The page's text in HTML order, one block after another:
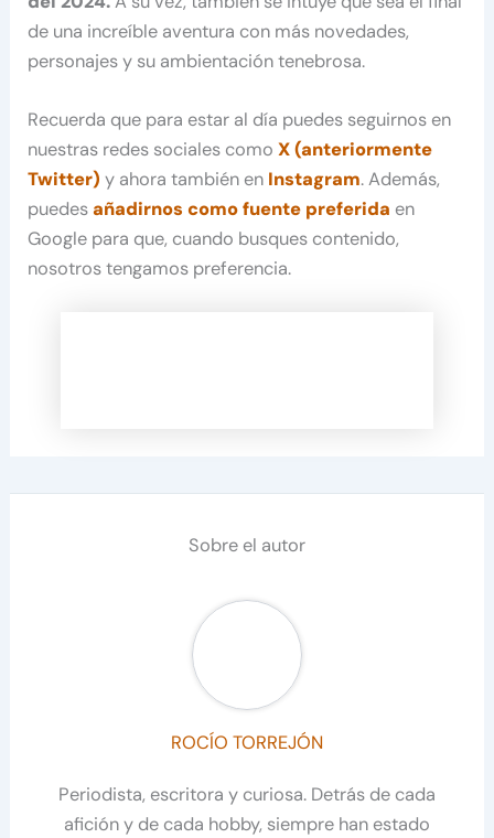
de una increíble aventura con más novedades,
personajes y su ambientación tenebrosa.
Recuerda que para estar al día puedes seguirnos en
nuestras redes sociales comoX (anteriormente
Twitter) y ahora también en Instagram. Además,
puedesañadirnos como fuente preferida en
Google para que, cuando busques contenido,
nosotros tengamos preferencia.
Sobre el autor
ROCÍO TORREJÓN
Periodista, escritora y curiosa. Detrás de cada
afición y de cada hobby, siempre han estado